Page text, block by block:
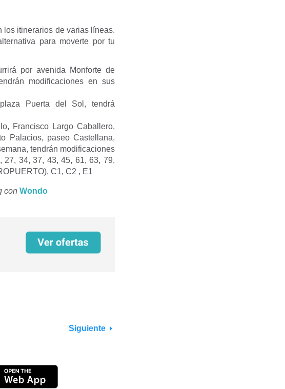
los itinerarios de varias líneas.
para moverte por tu
por avenida Monforte de
modificaciones en sus
Puerta del Sol, tendrá
Francisco Largo Caballero,
Palacios, paseo Castellana,
tendrán modificaciones
34, 37, 43, 45, 61, 63, 79,
C1, C2 , E1
con Wondo
Siguiente